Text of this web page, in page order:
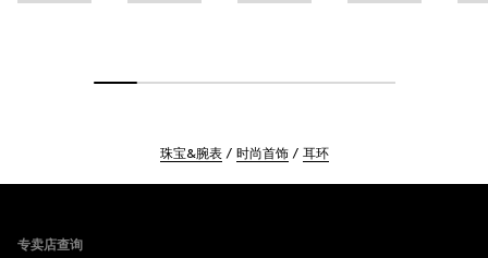
珠宝&腕表 时尚首饰 耳环
专卖店查询